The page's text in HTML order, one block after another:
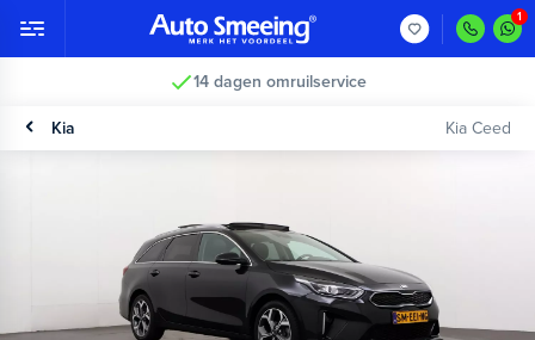
14 dagen omruilservice
Kia Kia Ceed